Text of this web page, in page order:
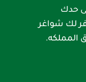
حدك
لك شواغر
المملكه.